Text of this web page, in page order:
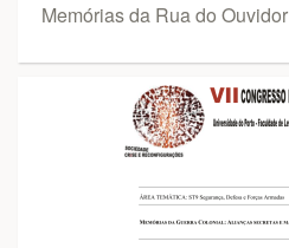
Memórias da Rua do Ouvidor